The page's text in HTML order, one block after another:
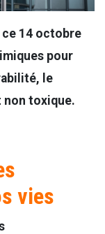
ce 14 octobre
pour
le
non toxique.
vies